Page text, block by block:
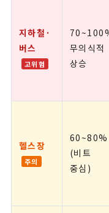
지하철·
버스
고위험
무의식적
상승
헬스장
주의
60~80%
(비트
중심)